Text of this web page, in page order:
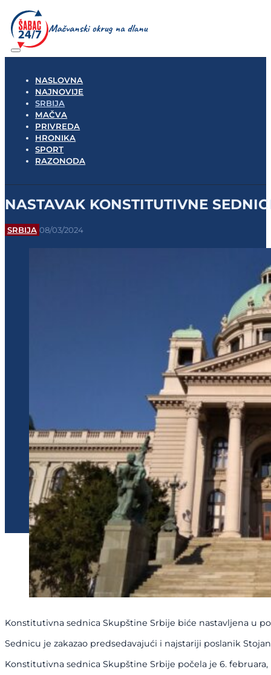
NASLOVNA
NAJNOVIJE
SRBIJA
MAČVA
PRIVREDA
HRONIKA
SPORT
RAZONODA
NASTAVAK KONSTITUTIVNE
SRBIJA 08/03/2024
Konstitutivna sednica Skupštine Srbije biće nastavljena u
Sednicu je zakazao predsedavajući i najstariji poslanik
Konstitutivna sednica Skupštine Srbije počela je 6.